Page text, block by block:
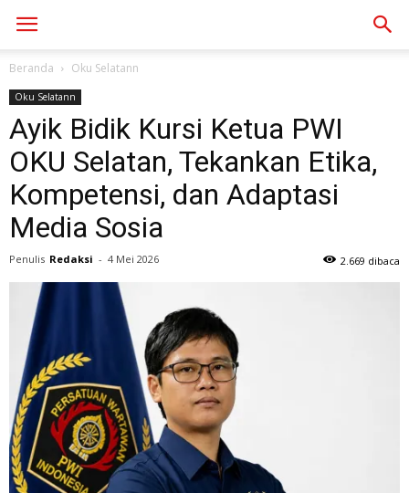
Beranda Oku Selatann
Oku Selatann
Ayik Bidik Kursi Ketua PWI
OKU Selatan, Tekankan Etika,
Kompetensi, dan Adaptasi
Media Sosia
Penulis Redaksi - 4 Mei 2026 2.669 dibaca